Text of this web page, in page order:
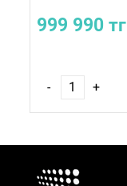
999 990 тг
- +